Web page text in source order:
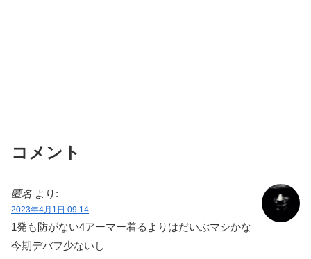
コメント
匿名 より:
2023年4月1日 09:14
1発も防がない4アーマー着るよりはだいぶマシかな
今期デバフ少ないし